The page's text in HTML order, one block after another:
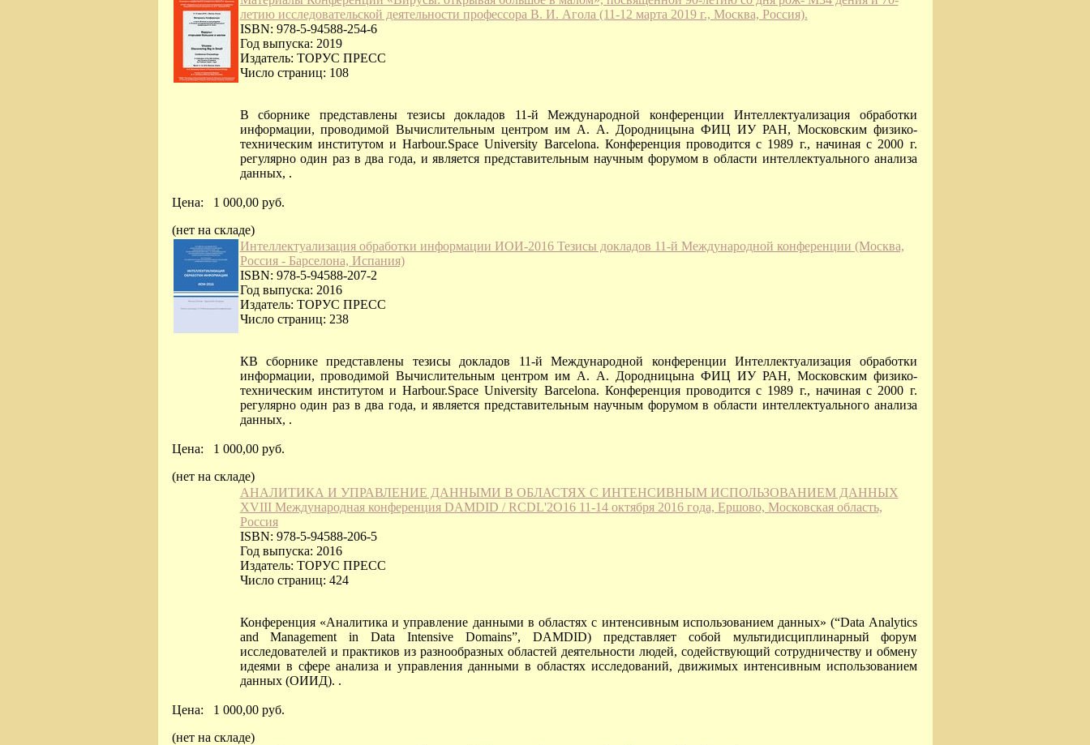
летию исследовательской деятельности профессора В. И. Агола (11-12 марта 2019 г., Москва, Россия).
ISBN: 978-5-94588-254-6
Год выпуска: 2019
Издатель: ТОРУС ПРЕСС
Число страниц: 108
В сборнике представлены тезисы докладов 11-й Международной конференции Интеллектуализация обработки
информации, проводимой Вычислительным центром им А. А. Дородницына ФИЦ ИУ РАН, Московским физико-
техническим институтом и Harbour.Space University Barcelona. Конференция проводится с 1989 г., начиная с 2000 г.
регулярно один раз в два года, и является представительным научным форумом в области интеллектуального анализа
данных, .
Цена: 1 000,00 руб.
(нет на складе)
Интеллектуализация обработки информации ИОИ-2016 Тезисы докладов 11-й Международной конференции (Москва,
Россия - Барселона, Испания)
ISBN: 978-5-94588-207-2
Год выпуска: 2016
Издатель: ТОРУС ПРЕСС
Число страниц: 238
КВ сборнике представлены тезисы докладов 11-й Международной конференции Интеллектуализация обработки
информации, проводимой Вычислительным центром им А. А. Дородницына ФИЦ ИУ РАН, Московским физико-
техническим институтом и Harbour.Space University Barcelona. Конференция проводится с 1989 г., начиная с 2000 г.
регулярно один раз в два года, и является представительным научным форумом в области интеллектуального анализа
данных, .
Цена: 1 000,00 руб.
(нет на складе)
АНАЛИТИКА И УПРАВЛЕНИЕ ДАННЫМИ В ОБЛАСТЯХ С ИНТЕНСИВНЫМ ИСПОЛЬЗОВАНИЕМ ДАННЫХ
XVIII Международная конференция DAMDID / RCDL'2O16 11-14 октября 2016 года, Ершово, Московская область,
Россия
ISBN: 978-5-94588-206-5
Год выпуска: 2016
Издатель: ТОРУС ПРЕСС
Число страниц: 424
Конференция «Аналитика и управление данными в областях с интенсивным использованием данных» (“Data Analytics
and Management in Data Intensive Domains”, DAMDID) представляет собой мультидисциплинарный форум
исследователей и практиков из разнообразных областей деятельности людей, содействующий сотрудничеству и обмену
идеями в сфере анализа и управления данными в областях исследований, движимых интенсивным использованием
данных (ОИИД). .
Цена: 1 000,00 руб.
(нет на складе)